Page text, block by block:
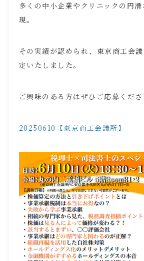
多くの中小企業やクリニックの円
現。
その実績が認められ、東京商工会
定いたしました。
ご興味のある方はぜひご応募くださ
20250610【東京商工会議所】